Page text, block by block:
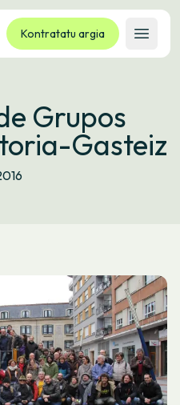
Kontratatu argia
Ireki
Grupos
Gasteiz